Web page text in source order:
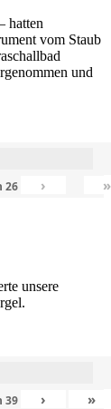
hatten
vom Staub
und
26 › »
unsere
39 › »